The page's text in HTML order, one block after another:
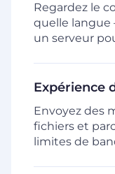
Regardez le
quelle
un serveur
Expérience
Envoyez des
fichiers et
limites de